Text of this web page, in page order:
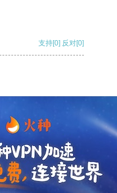
支持[0] 反对[0]
支持 [0] 反对 [0]